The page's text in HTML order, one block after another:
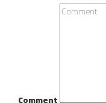
Comment